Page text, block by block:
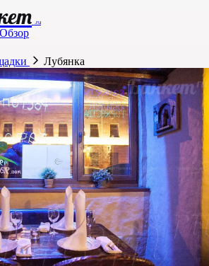
.ru
Обзор
Лубянка